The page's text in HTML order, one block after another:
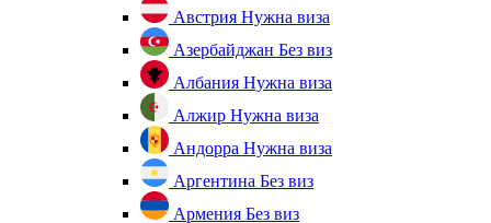
Австрия Нужна виза
Азербайджан Без виз
Албания Нужна виза
Алжир Нужна виза
Андорра Нужна виза
Аргентина Без виз
Армения Без виз